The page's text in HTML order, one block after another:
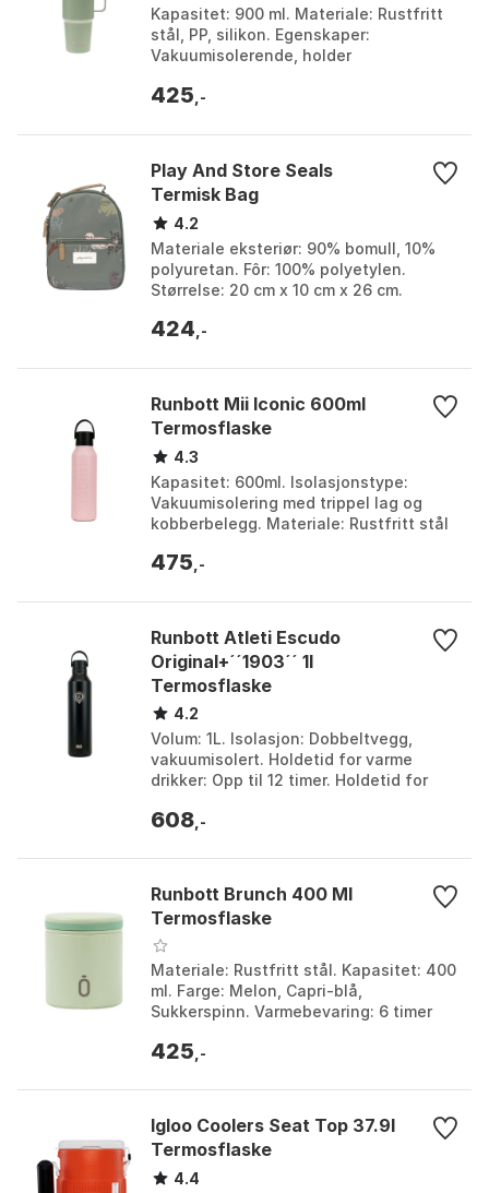
Kapasitet: 900 ml. Materiale: Rustfritt
stål, PP, silikon. Egenskaper:
Vakuumisolerende, holder
Termoskopp. Farge: Frosty green.
425 ,-
Play And Store Seals
Termisk Bag
4.2
Materiale eksteriør: 90% bomull, 10%
polyuretan. Fôr: 100% polyetylen.
Størrelse: 20 cm x 10 cm x 26 cm.
bæres som ryggsekk el...
424 ,-
Runbott Mii Iconic 600ml
Termosflaske
4.3
Kapasitet: 600ml. Isolasjonstype:
Vakuumisolering med trippel lag og
kobberbelegg. Materiale: Rustfritt stål
keramisk bel...
475 ,-
Runbott Atleti Escudo
Original+´´1903´´ 1l
Termosflaske
4.2
Volum: 1L. Isolasjon: Dobbeltvegg,
vakuumisolert. Holdetid for varme
drikker: Opp til 12 timer. Holdetid for
Størrelse: One Siz...
608 ,-
Runbott Brunch 400 Ml
Termosflaske
Materiale: Rustfritt stål. Kapasitet: 400
ml. Farge: Melon, Capri-blå,
Sukkerspinn. Varmebevaring: 6 timer
Størrelse: One Siz...
425 ,-
Igloo Coolers Seat Top 37.9l
Termosflaske
4.4